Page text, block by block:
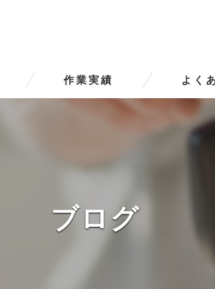
作業実績 よく
ブログ